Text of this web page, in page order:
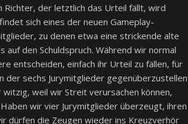
Richter, der letztlich das Urteil fällt, wird
sich eines der neuen Gameplay-
zu denen etwa eine strickende alte
den Schuldspruch. Während wir normal
entscheiden, einfach ihr Urteil zu fällen, für
der sechs Jurymitglieder gegenüberzustellen
weil wir Streit verursachen können,
wir vier Jurymitglieder überzeugt, ihren
dürfen die Zeugen wieder ins Kreuzverhör